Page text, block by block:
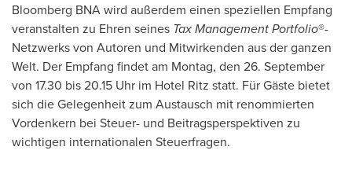
Bloomberg BNA wird außerdem einen speziellen Empfang
veranstalten zu Ehren seines Tax Management Portfolio®-
Netzwerks von Autoren und Mitwirkenden aus der ganzen
Welt. Der Empfang findet am Montag, den 26. September
von 17.30 bis 20.15 Uhr im Hotel Ritz statt. Für Gäste bietet
sich die Gelegenheit zum Austausch mit renommierten
Vordenkern bei Steuer- und Beitragsperspektiven zu
wichtigen internationalen Steuerfragen.